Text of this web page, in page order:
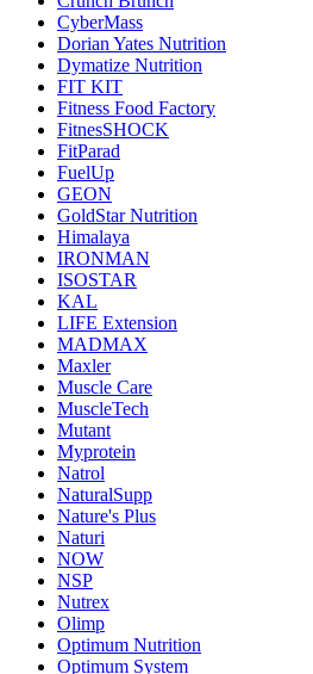
CyberMass
Dorian Yates Nutrition
Dymatize Nutrition
FIT KIT
Fitness Food Factory
FitnesSHOCK
FitParad
FuelUp
GEON
GoldStar Nutrition
Himalaya
IRONMAN
ISOSTAR
KAL
LIFE Extension
MADMAX
Maxler
Muscle Care
MuscleTech
Mutant
Myprotein
Natrol
NaturalSupp
Nature's Plus
Naturi
NOW
NSP
Nutrex
Olimp
Optimum Nutrition
Optimum System